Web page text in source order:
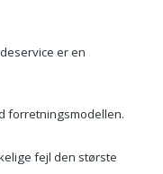
er en
forretningsmodellen.
fejl den største